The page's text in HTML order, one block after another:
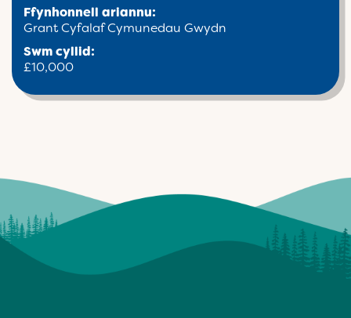
Ffynhonnell ariannu:
Grant Cyfalaf Cymunedau Gwydn
Swm cyllid:
£10,000